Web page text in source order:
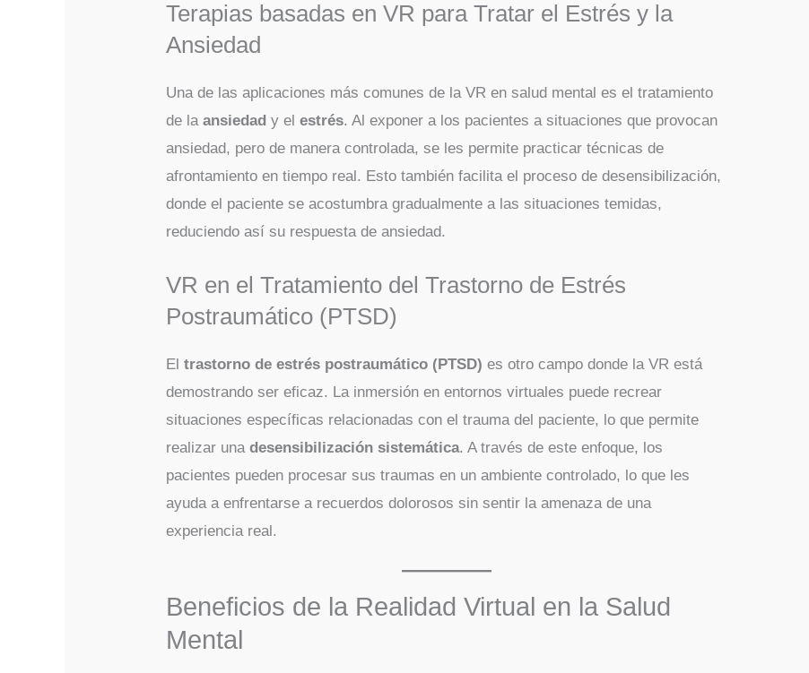
Terapias basadas en VR para Tratar el Estrés y la
Ansiedad
Una de las aplicaciones más comunes de la VR en salud mental es el tratamiento
de laansiedad y elestrés. Al exponer a los pacientes a situaciones que provocan
ansiedad, pero de manera controlada, se les permite practicar técnicas de
afrontamiento en tiempo real. Esto también facilita el proceso de desensibilización,
donde el paciente se acostumbra gradualmente a las situaciones temidas,
reduciendo así su respuesta de ansiedad.
VR en el Tratamiento del Trastorno de Estrés
Postraumático (PTSD)
Eltrastorno de estrés postraumático (PTSD) es otro campo donde la VR está
demostrando ser eficaz. La inmersión en entornos virtuales puede recrear
situaciones específicas relacionadas con el trauma del paciente, lo que permite
realizar unadesensibilización sistemática. A través de este enfoque, los
pacientes pueden procesar sus traumas en un ambiente controlado, lo que les
ayuda a enfrentarse a recuerdos dolorosos sin sentir la amenaza de una
experiencia real.
Beneficios de la Realidad Virtual en la Salud
Mental